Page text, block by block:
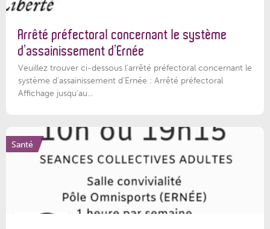
Arrêté préfectoral concernant le système
d’assainissement d’Ernée
Veuillez trouver ci-dessous l’arrêté préfectoral concernant le
système d'assainissement d'Ernée : Arrêté préfectoral
Affichage jusqu'au...
Santé